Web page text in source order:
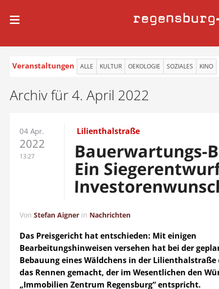
regensburg
Veranstaltungen ALLE KULTUR OEKOLOGIE SOZIALES KINO
Archiv für 4. April 2022
04 Apr.
2022
13:27
Lilienthalstraße
Bauerwartungs-
Ein
Von Stefan Aigner in Nachrichten
Das Preisgericht hat entschieden: Mit einigen
Bearbeitungshinweisen versehen hat bei der
Bebauung eines Wäldchens in der
das Rennen gemacht, der im Wesentlichen den
„Immobilien Zentrum Regensburg“ entspricht.